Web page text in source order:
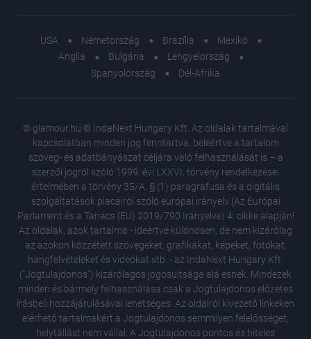
USA Németország Brazília
Mexikó
Anglia
Bulgária
Lengyelország
Spanyolország
Dél-Afrika
© glamour.hu © IndaNext Hungary Kft. Az oldalak tartalmával
kapcsolatban minden jog fenntartva, beleértve a tartalom
szöveg- és adatbányászat céljára való felhasználását is – a
szerzői jogról szóló 1999. évi LXXVI. törvény rendelkezései
értelmében a törvény 35/A. § (1) paragrafusa és a digitális
szolgáltatások piacairól szóló európai irányelv (Az Európai
Parlament és a Tanács (EU) 2019/790 Irányelve) 4. cikke alapján!
Az oldalak, azok tartalma - ideértve különösen, de nem kizárólag
az azokon közzétett szövegeket, grafikákat, képeket, fotókat,
hangfelvételeket és videókat stb. - az IndaNext Hungary Kft.
("Jogtulajdonos") kizárólagos jogosultsága alá esnek. Mindezek
minden és bármely felhasználása csak a Jogtulajdonos előzetes
írásbeli hozzájárulásával lehetséges. Az oldalról kivezető linkeken
elérhető tartalmakért a Jogtulajdonos semmilyen felelősséget,
helytállást nem vállal. A Jogtulajdonos pontos és hiteles